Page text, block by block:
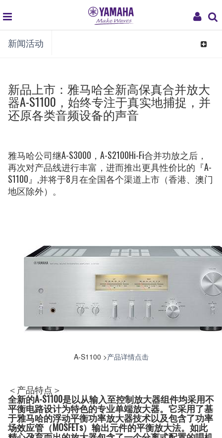
My
global
navigation
新闻活动
Toggle
新品上市：雅马哈全新高保真合并放大
器A-S1100，始终专注于真实地捕捉，并
还原各类音频设备的声音
雅马哈公司继A-S3000，A-S2100Hi-Fi合并功放之后，
再次对产品线进行丰富，进而推出更具性价比的『A-
S1100』,并将于8月在全国各个渠道上市（香港、澳门
地区除外）。
A-S1100 >产品详情点击
＜产品特点＞
全新的A-S1100是以从输入至控制放大器组件均采用不
平衡电路设计为特色的专业单端放大器。它采用了基
于雅马哈的浮动平衡功率放大器技术以及包含了功率
场效应管（MOSFETs）输出元件的平衡放大法。如此